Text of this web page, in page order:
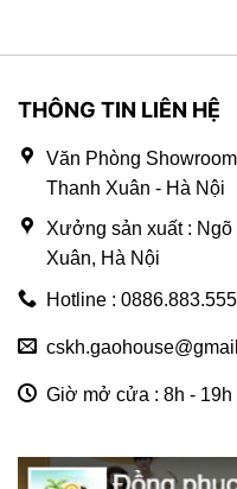
THÔNG TIN LIÊN HỆ
Văn Phòng
Thanh Xuân - Hà Nội
Xưởng sản xuất :
Xuân, Hà Nội
Hotline : 0886.883.555
Giờ mở cửa : 8h - 19h